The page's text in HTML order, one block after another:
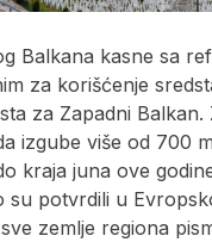
Balkana kasne sa
za korišćenje
za Zapadni Balkan.
izgube više od 700
kraja juna ove
su potvrdili u
zemlje regiona